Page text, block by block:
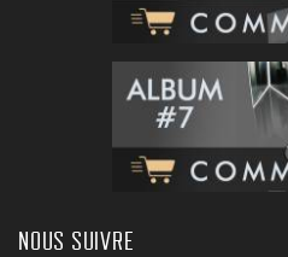
NOUS SUIVRE